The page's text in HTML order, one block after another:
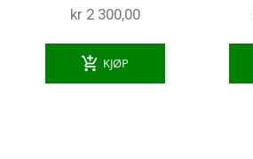
kr 2 300,00
add_shopping_cart KJØP